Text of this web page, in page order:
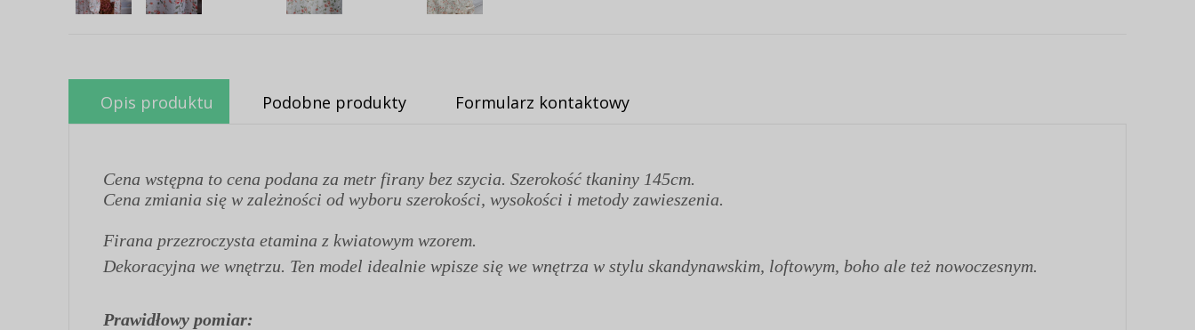
Opis produktu Podobne produkty Formularz kontaktowy
Cena wstępna to cena podana za metr firany bez szycia. Szerokość tkaniny 145cm.
Cena zmiania się w zależności od wyboru szerokości, wysokości i metody zawieszenia.
Firana przezroczysta etamina z kwiatowym wzorem.
Dekoracyjna we wnętrzu. Ten model idealnie wpisze się we wnętrza w stylu skandynawskim, loftowym, boho ale też nowoczesnym.
Prawidłowy pomiar: